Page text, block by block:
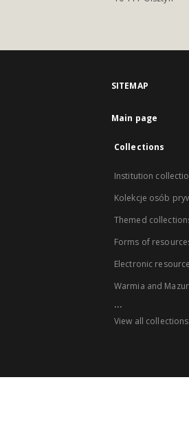
SITEMAP
Main page
Collections
Institution
Kolekcje osób
Themed
Forms of
Electronic
Warmia and
...
View all collections